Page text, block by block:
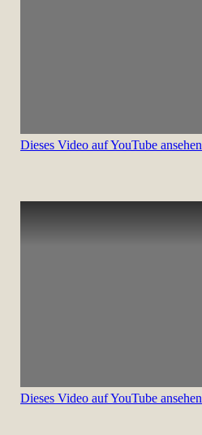
Dieses Video auf YouTube ansehen
Dieses Video auf YouTube ansehen